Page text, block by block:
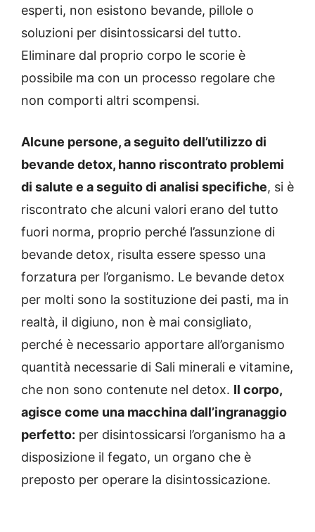
esperti, non esistono bevande, pillole o
soluzioni per disintossicarsi del tutto.
Eliminare dal proprio corpo le scorie è
possibile ma con un processo regolare che
non comporti altri scompensi.
Alcune persone, a seguito dell’utilizzo di
bevande detox, hanno riscontrato problemi
di salute e a seguito di analisi specifiche, si è
riscontrato che alcuni valori erano del tutto
fuori norma, proprio perché l’assunzione di
bevande detox, risulta essere spesso una
forzatura per l’organismo. Le bevande detox
per molti sono la sostituzione dei pasti, ma in
realtà, il digiuno, non è mai consigliato,
perché è necessario apportare all’organismo
quantità necessarie di Sali minerali e vitamine,
che non sono contenute nel detox. Il corpo,
agisce come una macchina dall’ingranaggio
perfetto: per disintossicarsi l’organismo ha a
disposizione il fegato, un organo che è
preposto per operare la disintossicazione.